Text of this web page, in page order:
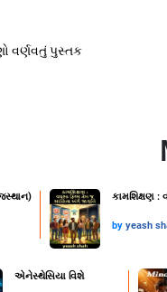
વર્ણવતું પુસ્તક
કામશિક્ષણ
by yeash
એનેસ્થેસિયા વિશે